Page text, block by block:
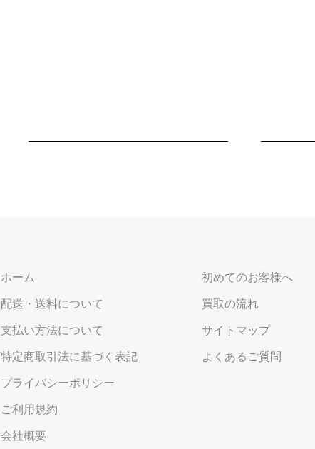
ホーム
配送・送料について
支払い方法について
特定商取引法に基づく表記
プライバシーポリシー
ご利用規約
会社概要
初めてのお客様へ
買取の流れ
サイトマップ
よくあるご質問